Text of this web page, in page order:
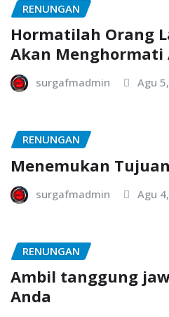
RENUNGAN
Hormatilah Orang
Akan Menghormati
surgafmadmin Agu
RENUNGAN
Menemukan
surgafmadmin Agu
RENUNGAN
Ambil tanggung
Anda